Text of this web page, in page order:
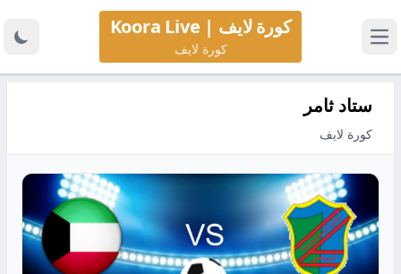
كورة لايف | Koora Live
كورة لايف
ستاد ثامر
كورة لايف